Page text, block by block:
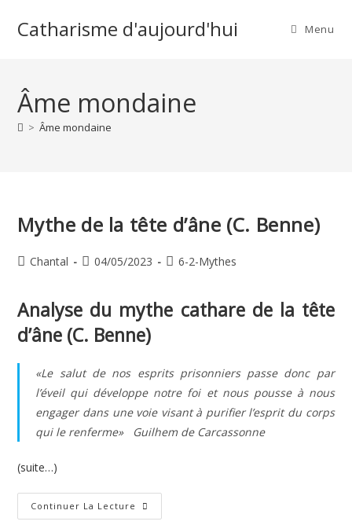
Catharisme d'aujourd'hui Menu
Âme mondaine
> Âme mondaine
Mythe de la tête d’âne (C. Benne)
Auteur/autrice
publication :
Chantal
Publication
04/05/2023
Post6-2-Mythes
Analyse du mythe cathare de la tête
d’âne (C. Benne)
«Le salut de nos esprits prisonniers passe donc par
l’éveil qui développe notre foi et nous pousse à nous
engager dans une voie visant à purifier l’esprit du corps
qui le renferme» Guilhem de Carcassonne
(suite…)
Continuer La Lecture Mythe
De